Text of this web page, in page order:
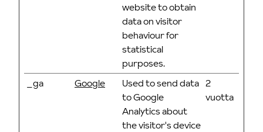
website to obtain
data on visitor
behaviour for
statistical
purposes.
_ga Google
Used to send data
to Google
Analytics about
the visitor's device
2
vuotta